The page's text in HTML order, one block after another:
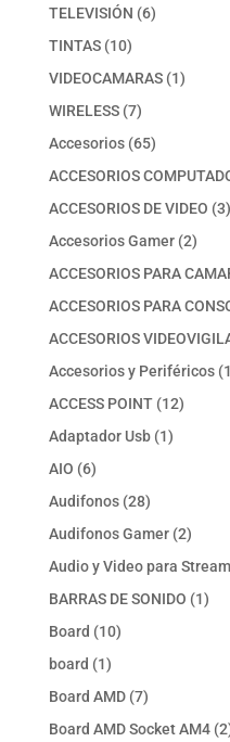
productos
TELEVISIÓN 66
TINTAS 1010
productos
VIDEOCAMARAS 11
WIRELESS 77
productos
Accesorios 6565
productos
ACCESORIOS
ACCESORIOS DE VIDEO 33
Accesorios Gamer 22
ACCESORIOS PARA
ACCESORIOS PARA
ACCESORIOS
Accesorios y Periféricos
ACCESS POINT 1212
Adaptador Usb 11
AIO 66
productos
Audifonos 2828
productos
Audifonos Gamer 22
Audio y Video para
BARRAS DE SONIDO 11
Board 1010
board 11
producto
Board AMD 77
productos
Board AMD Socket AM4 2